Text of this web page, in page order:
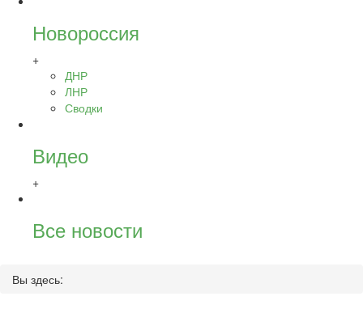
Новороссия
+
ДНР
ЛНР
Сводки
Видео
+
Все новости
Вы здесь: